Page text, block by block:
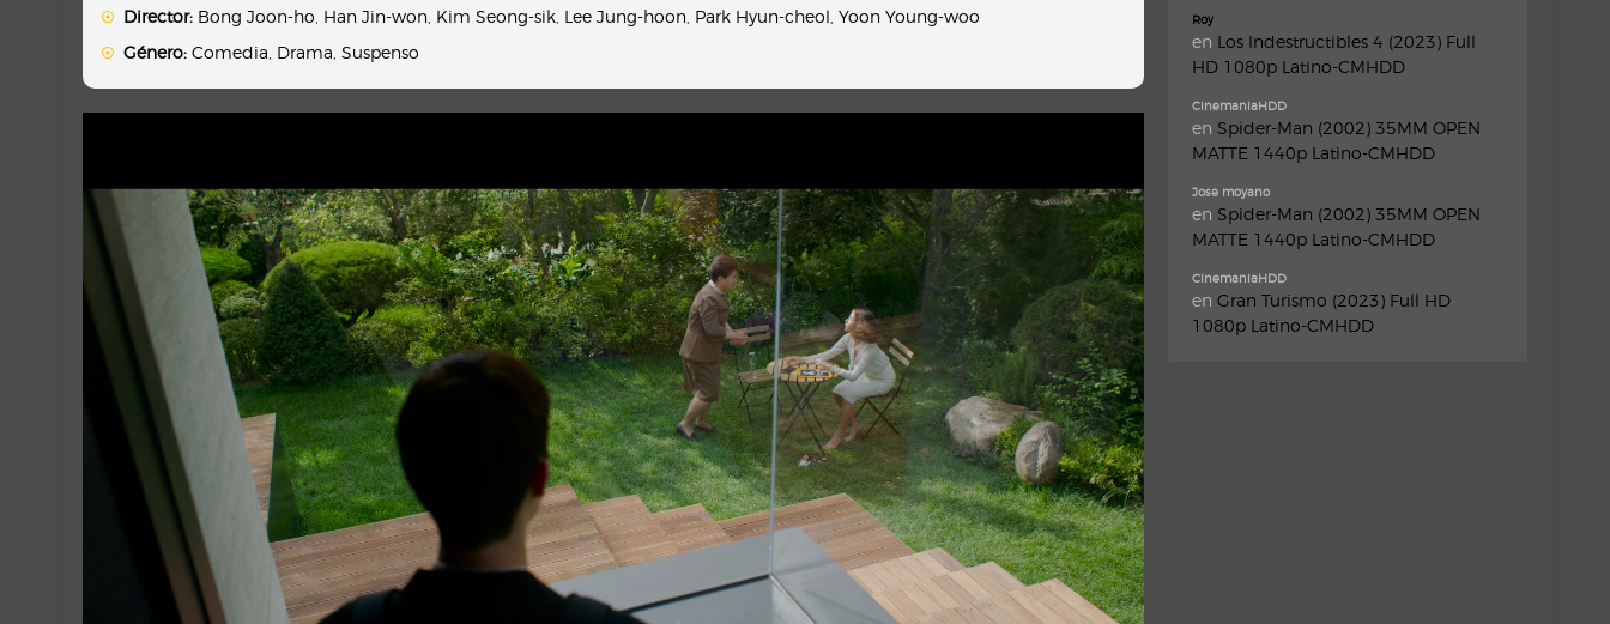
Director: Bong Joon-ho Han Jin-won Kim Seong-sik Lee Jung-hoon Park Hyun-cheol ,Yoon Young-woo
Género: Comedia Drama ,Suspenso
Roy
en Los Indestructibles 4 (2023) Full
HD 1080p Latino-CMHDD
CinemaniaHDD
en Spider-Man (2002) 35MM OPEN
MATTE 1440p Latino-CMHDD
Jose moyano
en Spider-Man (2002) 35MM OPEN
MATTE 1440p Latino-CMHDD
CinemaniaHDD
en Gran Turismo (2023) Full HD
1080p Latino-CMHDD